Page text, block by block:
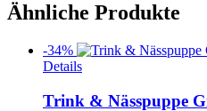
Ähnliche Produkte
-34%
Details
Trink & Nässpuppe